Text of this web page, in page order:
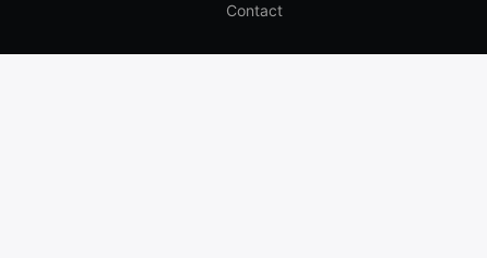
Contact